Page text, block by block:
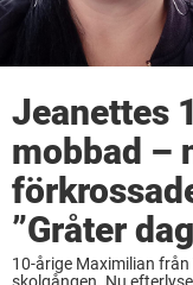
Jeanettes
mobbad –
”Gråter
10-årige Maximilian